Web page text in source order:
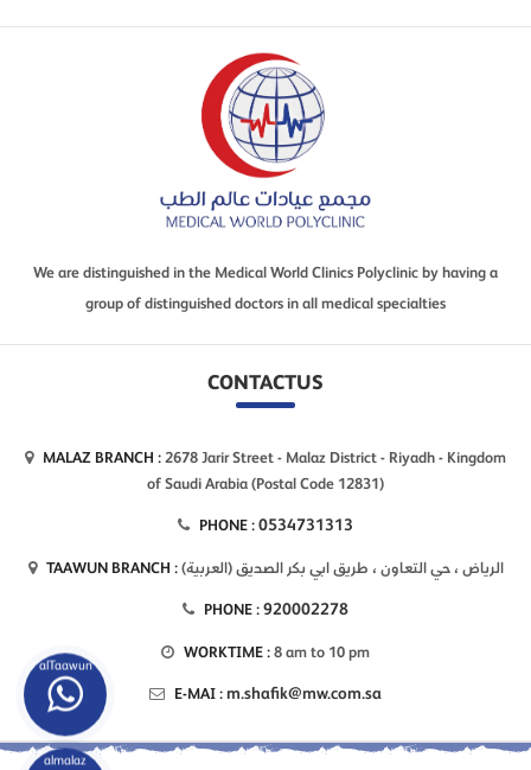
We are distinguished in the Medical World Clinics Polyclinic by having a
group of distinguished doctors in all medical specialties
CONTACTUS
MALAZ BRANCH :2678 Jarir Street - Malaz District - Riyadh - Kingdom
of Saudi Arabia (Postal Code 12831)
PHONE :0534731313
TAAWUN BRANCH :
(العربية) الرياض ، حي التعاون ، طريق ابي بكر الصديق
PHONE :920002278
WORKTIME :8 am to 10 pm
E-MAI :m.shafik@mw.com.sa
almalaz
alTaawun